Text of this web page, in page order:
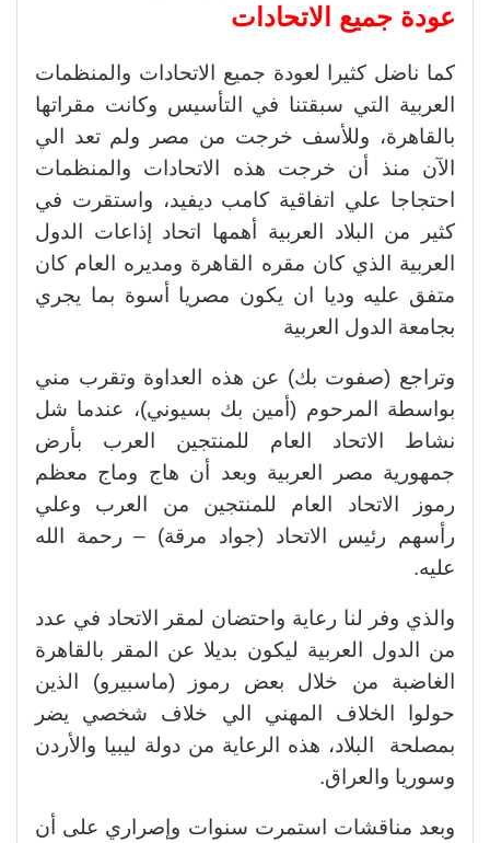
عودة جميع الاتحادات
كما ناضل كثيرا لعودة جميع الاتحادات والمنظمات
العربية التي سبقتنا في التأسيس وكانت مقراتها
بالقاهرة، وللأسف خرجت من مصر ولم تعد الي
الآن منذ أن خرجت هذه الاتحادات والمنظمات
احتجاجا علي اتفاقية كامب ديفيد، واستقرت في
كثير من البلاد العربية أهمها اتحاد إذاعات الدول
العربية الذي كان مقره القاهرة ومديره العام كان
متفق عليه وديا ان يكون مصريا أسوة بما يجري
بجامعة الدول العربية
وتراجع (صفوت بك) عن هذه العداوة وتقرب مني
بواسطة المرحوم (أمين بك بسيوني)، عندما شل
نشاط الاتحاد العام للمنتجين العرب بأرض
جمهورية مصر العربية وبعد أن هاج وماج معظم
رموز الاتحاد العام للمنتجين من العرب وعلي
رأسهم رئيس الاتحاد (جواد مرقة) – رحمة الله
عليه.
والذي وفر لنا رعاية واحتضان لمقر الاتحاد في عدد
من الدول العربية ليكون بديلا عن المقر بالقاهرة
الغاضبة من خلال بعض رموز (ماسبيرو) الذين
حولوا الخلاف المهني الي خلاف شخصي يضر
بمصلحة البلاد، هذه الرعاية من دولة ليبيا والأردن
وسوريا والعراق.
وبعد مناقشات استمرت سنوات وإصراري على أن